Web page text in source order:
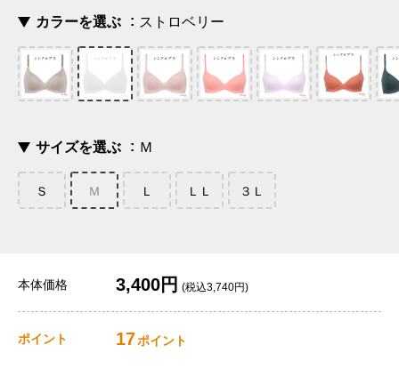
カラーを選ぶ ストロベリー
サイズを選ぶ Ｍ
Ｓ Ｍ Ｌ ＬＬ ３Ｌ
本体価格 3,400円 (税込3,740円)
ポイント 17ポイント